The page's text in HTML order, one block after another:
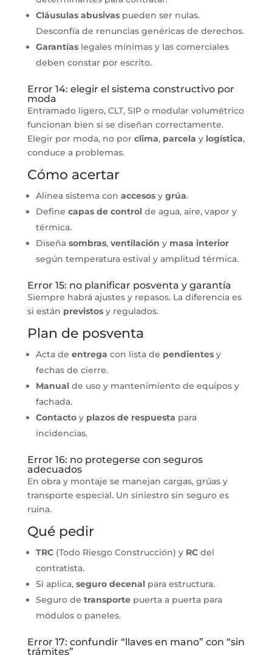
Cláusulas abusivaspueden ser nulas.
Desconfía de renuncias genéricas de derechos.
Garantíaslegales mínimas y las comerciales
deben constar por escrito.
Error 14: elegir el sistema constructivo por
moda
Entramado ligero, CLT, SIP o modular volumétrico
funcionan bien si se diseñan correctamente.
Elegir por moda, no por clima, parcela y logística,
conduce a problemas.
Cómo acertar
Alinea sistema con accesosy grúa.
Define capas de controlde agua, aire, vapor y
térmica.
Diseña sombras, ventilación y masa interior
según temperatura estival y amplitud térmica.
Error 15: no planificar posventa y garantía
Siempre habrá ajustes y repasos. La diferencia es
si están previstosy regulados.
Plan de posventa
Acta de entrega con lista de pendientesy
fechas de cierre.
Manualde uso y mantenimiento de equipos y
fachada.
Contactoy plazos de respuesta para
incidencias.
Error 16: no protegerse con seguros
adecuados
En obra y montaje se manejan cargas, grúas y
transporte especial. Un siniestro sin seguro es
ruina.
Qué pedir
TRC(Todo Riesgo Construcción) y RCdel
contratista.
Si aplica, seguro decenalpara estructura.
Seguro de transportepuerta a puerta para
módulos o paneles.
Error 17: confundir “llaves en mano” con “sin
trámites”